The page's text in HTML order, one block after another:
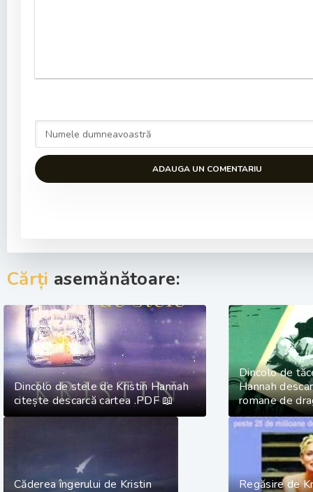
ADAUGA UN COMENTARIU
Cărți asemănătoare:
Dincolo de stele de Kristin Hannah
citește descarcă cartea .PDF 📖
Dincolo de
Hannah
romane de
Căderea îngerului de Kristin
Regăsire de